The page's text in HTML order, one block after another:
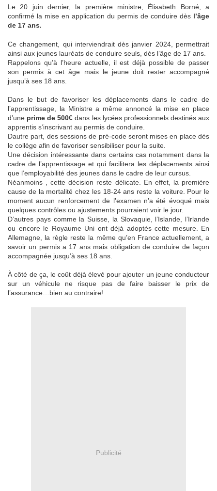
Le 20 juin dernier, la première ministre, Élisabeth Borné, a
confirmé la mise en application du permis de conduire dès l’âge
de 17 ans.
Ce changement, qui interviendrait dès janvier 2024, permettrait
ainsi aux jeunes lauréats de conduire seuls, dès l’âge de 17 ans.
Rappelons qu’à l’heure actuelle, il est déjà possible de passer
son permis à cet âge mais le jeune doit rester accompagné
jusqu’à ses 18 ans.
Dans le but de favoriser les déplacements dans le cadre de
l’apprentissage, la Ministre a même annoncé la mise en place
d’une prime de 500€ dans les lycées professionnels destinés aux
apprentis s’inscrivant au permis de conduire.
Dautre part, des sessions de pré-code seront mises en place dès
le collège afin de favoriser sensibiliser pour la suite.
Une décision intéressante dans certains cas notamment dans la
cadre de l’apprentissage et qui facilitera les déplacements ainsi
que l’employabilité des jeunes dans le cadre de leur cursus.
Néanmoins , cette décision reste délicate. En effet, la première
cause de la mortalité chez les 18-24 ans reste la voiture. Pour le
moment aucun renforcement de l’examen n’a été évoqué mais
quelques contrôles ou ajustements pourraient voir le jour.
D’autres pays comme la Suisse, la Slovaquie, l’Islande, l’Irlande
ou encore le Royaume Uni ont déjà adoptés cette mesure. En
Allemagne, la règle reste la même qu’en France actuellement, a
savoir un permis a 17 ans mais obligation de conduire de façon
accompagnée jusqu’à ses 18 ans.
À côté de ça, le coût déjà élevé pour ajouter un jeune conducteur
sur un véhicule ne risque pas de faire baisser le prix de
l’assurance…bien au contraire!
Publicité